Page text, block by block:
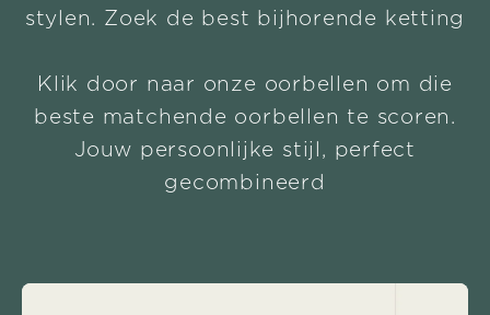
stylen. Zoek de best bijhorende ketting
Klik door naar onze oorbellen om die
beste matchende oorbellen te scoren.
Jouw persoonlijke stijl, perfect
gecombineerd